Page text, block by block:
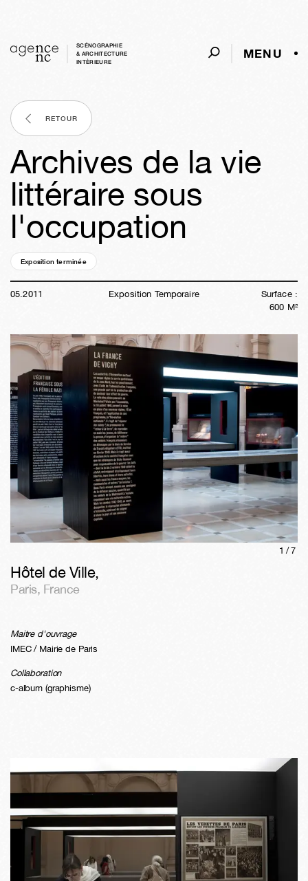
SCÉNOGRAPHIE
& ARCHITECTURE
INTÈRIEURE
MENU
RETOUR
Archives de la vie
littéraire sous
l'occupation
Exposition terminée
05.2011 Exposition Temporaire
Surface :
600 M²
1/7
Hôtel de Ville,
Paris, France
Maitre d'ouvrage
IMEC / Mairie de Paris
Collaboration
c-album (graphisme)